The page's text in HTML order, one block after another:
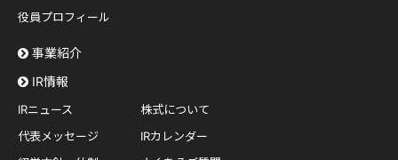
役員プロフィール
事業紹介
IR情報
IRニュース
代表メッセージ
株式について
IRカレンダー